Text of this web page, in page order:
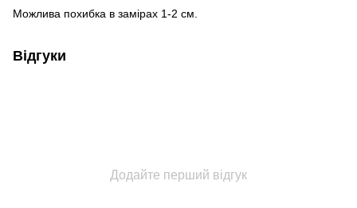
Можлива похибка в замірах 1-2 см.
Відгуки
Додайте перший відгук